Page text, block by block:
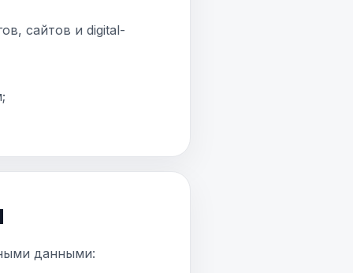
сайтов и digital-
данными: